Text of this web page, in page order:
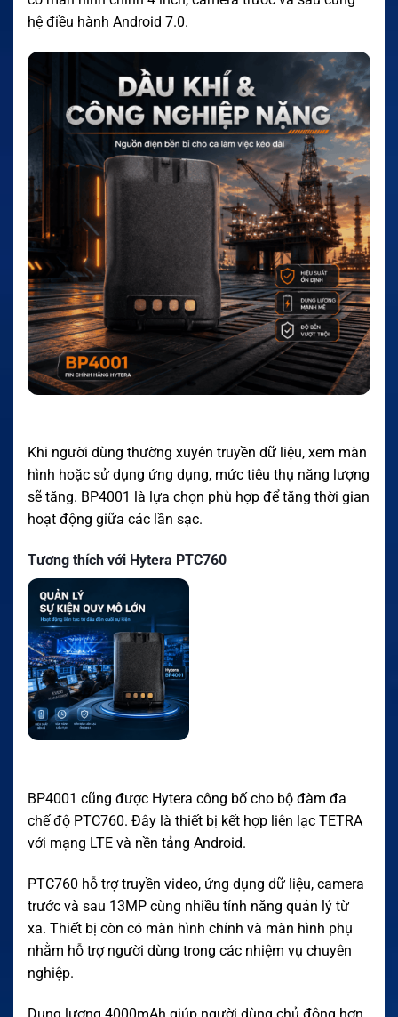
hệ điều hành Android 7.0.
Khi người dùng thường xuyên truyền dữ liệu, xem màn
hình hoặc sử dụng ứng dụng, mức tiêu thụ năng lượng
sẽ tăng. BP4001 là lựa chọn phù hợp để tăng thời gian
hoạt động giữa các lần sạc.
Tương thích với Hytera PTC760
BP4001 cũng được Hytera công bố cho bộ đàm đa
chế độ PTC760. Đây là thiết bị kết hợp liên lạc TETRA
với mạng LTE và nền tảng Android.
PTC760 hỗ trợ truyền video, ứng dụng dữ liệu, camera
trước và sau 13MP cùng nhiều tính năng quản lý từ
xa. Thiết bị còn có màn hình chính và màn hình phụ
nhằm hỗ trợ người dùng trong các nhiệm vụ chuyên
nghiệp.